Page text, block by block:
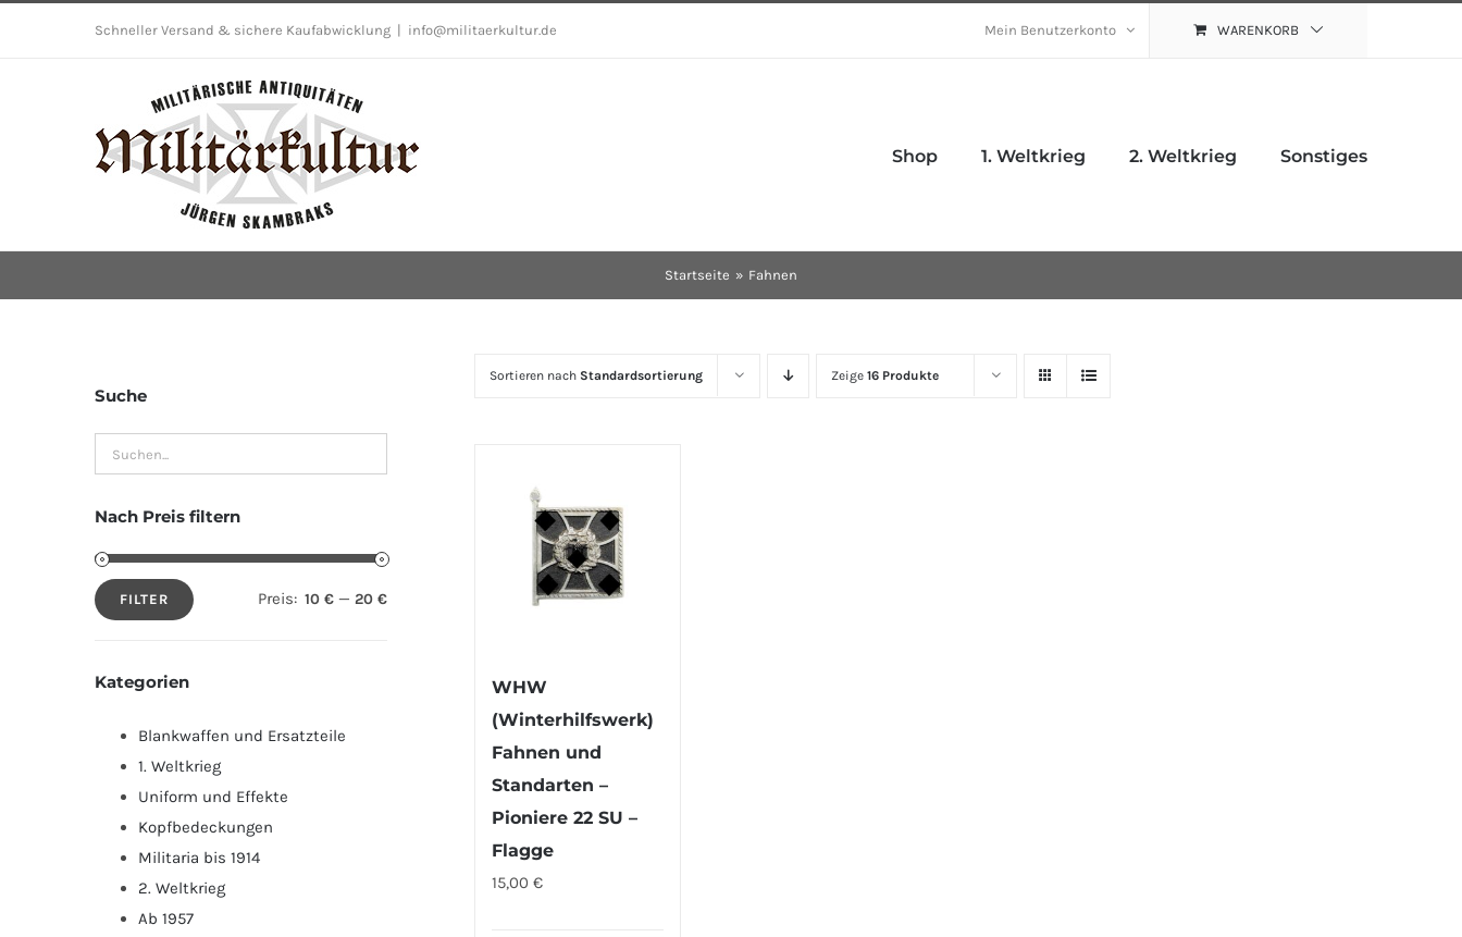
Schneller Versand & sichere Kaufabwicklung info@militaerkultur.de Mein Benutzerkonto WARENKORB
Shop 1. Weltkrieg 2. Weltkrieg Sonstiges
Startseite Fahnen
Sortieren nach Standardsortierung Zeige16 Produkte
WHW
(Winterhilfswerk)
Fahnen und
Standarten –
Pioniere 22 SU –
Flagge
15,00€
Suche
Nach Preis filtern
Min.
Max.
FILTER Preis: 10 € —20 €
Kategorien
Blankwaffen und Ersatzteile
1. Weltkrieg
Uniform und Effekte
Kopfbedeckungen
Militaria bis 1914
2. Weltkrieg
Ab 1957